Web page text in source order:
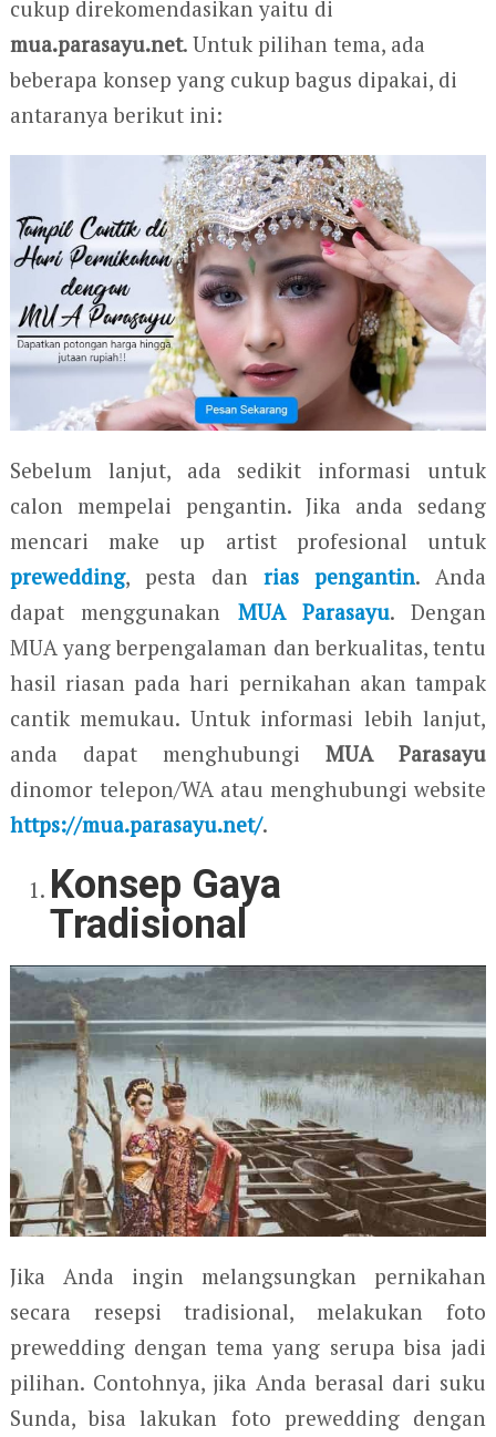
cukup direkomendasikan yaitu di
mua.parasayu.net. Untuk pilihan tema, ada
beberapa konsep yang cukup bagus dipakai, di
antaranya berikut ini:
Sebelum lanjut, ada sedikit informasi untuk
calon mempelai pengantin. Jika anda sedang
mencari make up artist profesional untuk
prewedding, pesta dan rias pengantin. Anda
dapat menggunakan MUA Parasayu. Dengan
MUA yang berpengalaman dan berkualitas, tentu
hasil riasan pada hari pernikahan akan tampak
cantik memukau. Untuk informasi lebih lanjut,
anda dapat menghubungiMUA Parasayu
dinomor telepon/WA atau menghubungi website
https://mua.parasayu.net/.
Konsep Gaya
Tradisional
Jika Anda ingin melangsungkan pernikahan
secara resepsi tradisional, melakukan foto
prewedding dengan tema yang serupa bisa jadi
pilihan. Contohnya, jika Anda berasal dari suku
Sunda, bisa lakukan foto prewedding dengan